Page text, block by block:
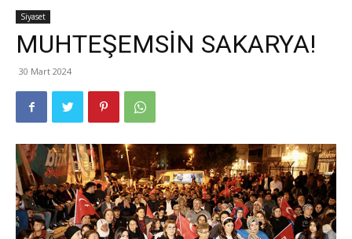
Siyaset
MUHTEŞEMSİN SAKARYA!
30 Mart 2024